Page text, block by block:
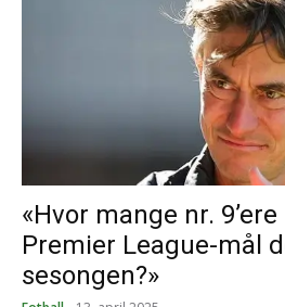
«Hvor mange nr.
Premier League-mål
sesongen?»